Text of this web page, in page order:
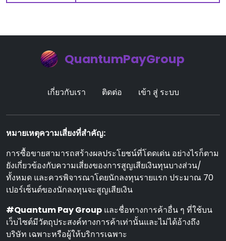
QuantumPayGroup
เกี่ยวกับเรา ติดต่อ เข้า สู่ ระบบ
หมายเหตุความเสี่ยงที่สําคัญ:
การซื้อขายสามารถสร้างผลประโยชน์ที่โดดเด่น อย่างไรก็ตาม
ยังเกี่ยวข้องกับความเสี่ยงของการสูญเสียเงินทุนบางส่วน/
ทั้งหมด และควรพิจารณาโดยนักลงทุนรายแรก ประมาณ 70
เปอร์เซ็นต์ของนักลงทุนจะสูญเสียเงิน
#Quantum Pay Group และชื่อทางการค้าอื่น ๆ ที่ใช้บน
เว็บไซต์มีวัตถุประสงค์ทางการค้าเท่านั้นและไม่ได้อ้างถึง
บริษัท เฉพาะหรือผู้ให้บริการเฉพาะ